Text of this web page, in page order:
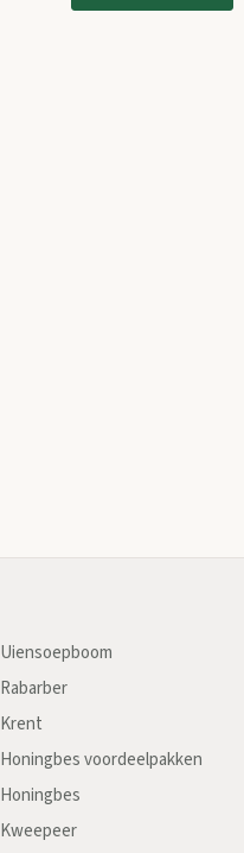
Uiensoepboom
Rabarber
Krent
Honingbes voordeelpakken
Honingbes
Kweepeer